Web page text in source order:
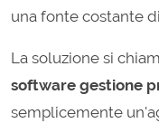
una fonte costante
La soluzione si
software gestione
semplicemente